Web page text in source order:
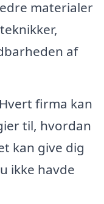
materialer
af
Hvert firma kan
til, hvordan
kan give dig
ikke havde